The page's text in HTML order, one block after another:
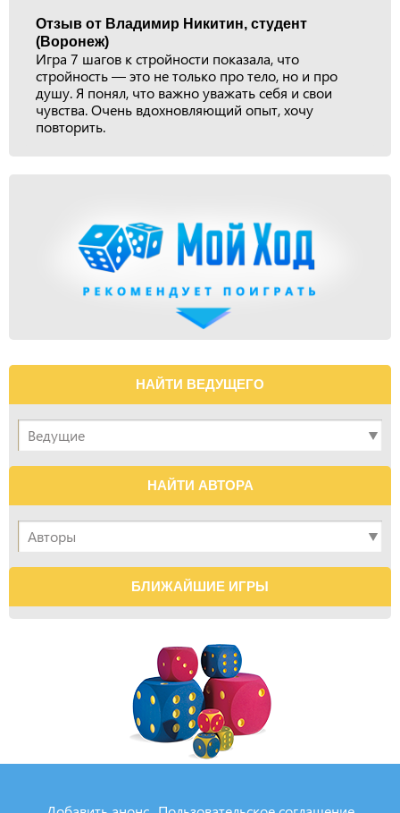
Отзыв от Владимир Никитин, студент
(Воронеж)
Игра 7 шагов к стройности показала, что
стройность — это не только про тело, но и про
душу. Я понял, что важно уважать себя и свои
чувства. Очень вдохновляющий опыт, хочу
повторить.
НАЙТИ ВЕДУЩЕГО
НАЙТИ АВТОРА
БЛИЖАЙШИЕ ИГРЫ